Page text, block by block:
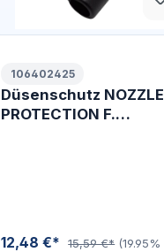
106402425
Düsenschutz NOZZLE
PROTECTION F.
12,48 €* 15,59 €* (19.95%